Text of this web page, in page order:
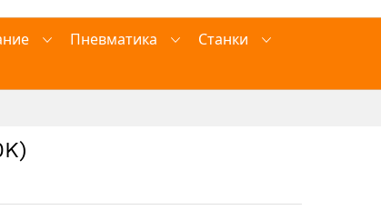
Пневматика
Станки